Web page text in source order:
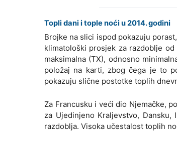
Topli dani i tople noći u 2014. godini
Brojke na slici ispod pokazuju
klimatološki prosjek za razdoblje
maksimalna (TX), odnosno
položaj na karti, zbog čega je to
pokazuju slične postotke toplih
Za Francusku i veći dio Njemačke,
za Ujedinjeno Kraljevstvo,
razdoblja. Visoka učestalost toplih